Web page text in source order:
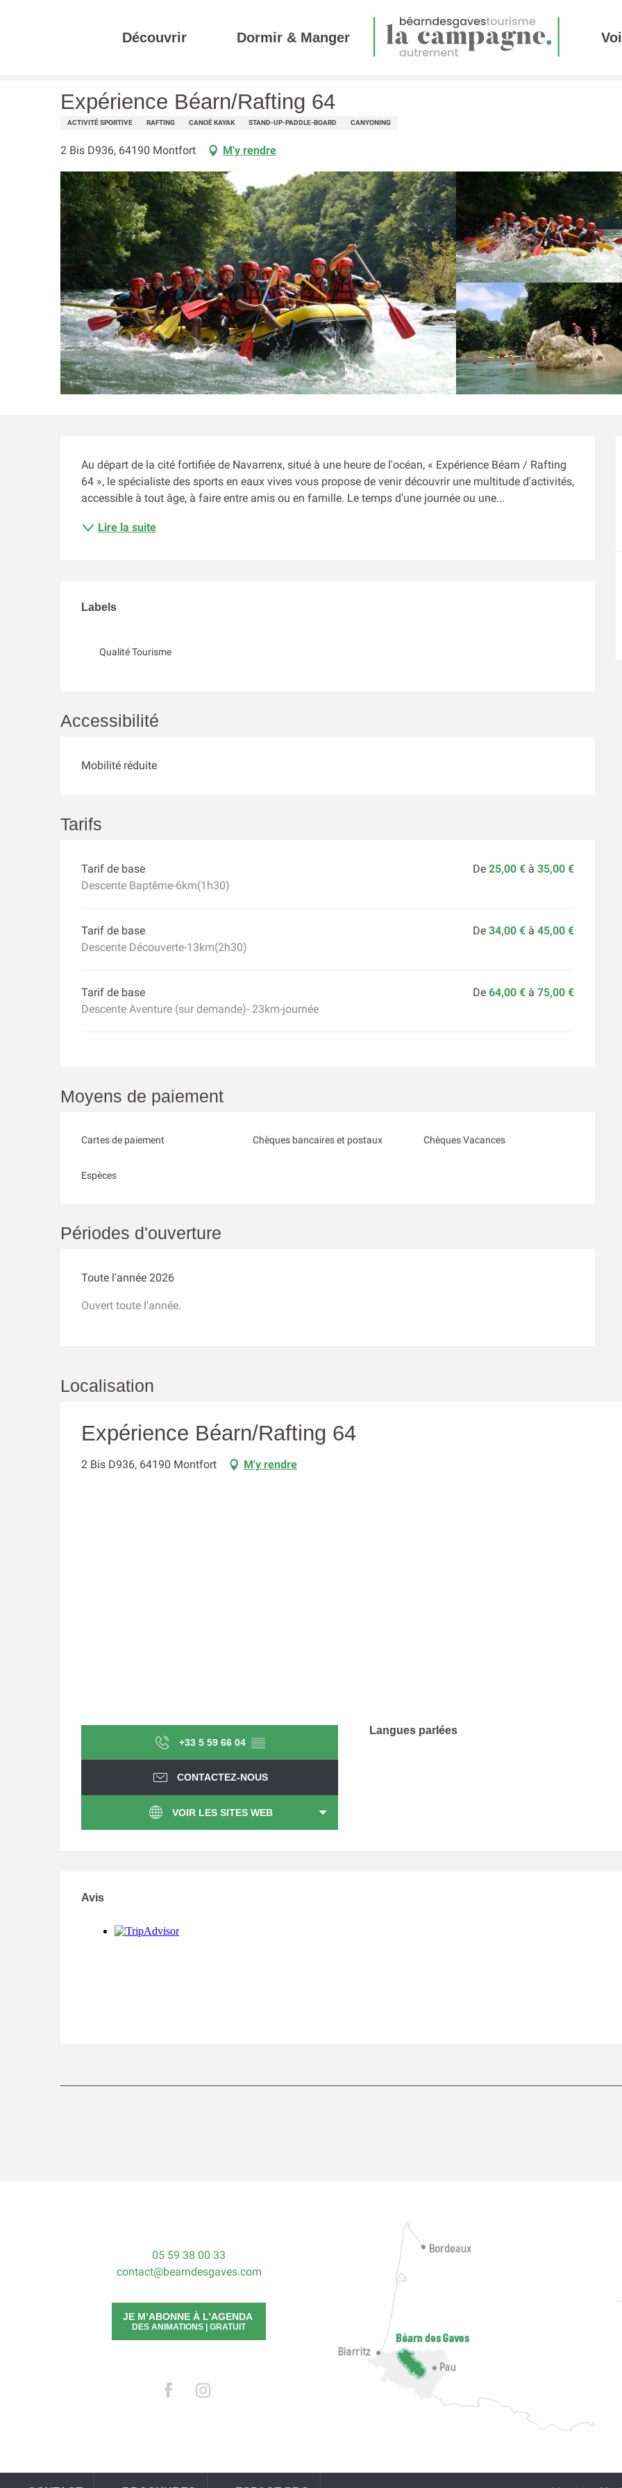
Découvrir Dormir & Manger
Expérience Béarn/Rafting 64
ACTIVITÉ SPORTIVE RAFTING CANOË KAYAK STAND-UP-PADDLE-BOARD CANYONING
2 Bis D936, 64190 Montfort M'y rendre
Au départ de la cité fortifiée de Navarrenx, situé à une heure de l'océan, « Expérience Béarn / Rafting
64 », le spécialiste des sports en eaux vives vous propose de venir découvrir une multitude d'activités,
accessible à tout âge, à faire entre amis ou en famille. Le temps d'une journée ou une...
Lire la suite
Offres de prestations
Labels
Labels
Qualité Tourisme
Accessibilité
Mobilité réduite
Tarifs
Tarif de base
Descente Baptême-6km(1h30)
De25,00 € à35,00 €
Tarif de base
Descente Découverte-13km(2h30)
De34,00 € à45,00 €
Tarif de base
Descente Aventure (sur demande)- 23km-journée
De64,00 € à75,00 €
Moyens de paiement
Cartes de paiement Chèques bancaires et postaux Chèques Vacances
Espèces
Périodes d'ouverture
Toute l'année 2026
Ouvert toute l'année.
Localisation
Expérience Béarn/Rafting 64
2 Bis D936, 64190 Montfort M'y rendre
+33 5 59 66 04 ▒▒
CONTACTEZ-NOUS
VOIR LES SITES WEB
Langues parlées
Langues parlées
Avis
Avis
05 59 38 00 33
contact@bearndesgaves.com
JE M’ABONNE À L’AGENDA
DES ANIMATIONS | GRATUIT